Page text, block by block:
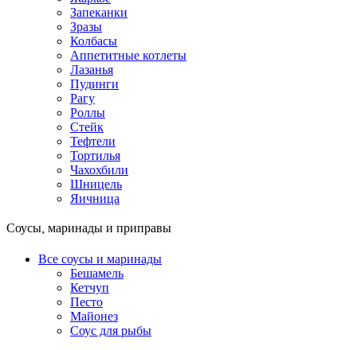
Запеканки
Зразы
Колбасы
Аппетитные котлеты
Лазанья
Пудинги
Рагу
Роллы
Стейк
Тефтели
Тортилья
Чахохбили
Шницель
Яичница
Соусы, маринады и приправы
Все соусы и маринады
Бешамель
Кетчуп
Песто
Майонез
Соус для рыбы